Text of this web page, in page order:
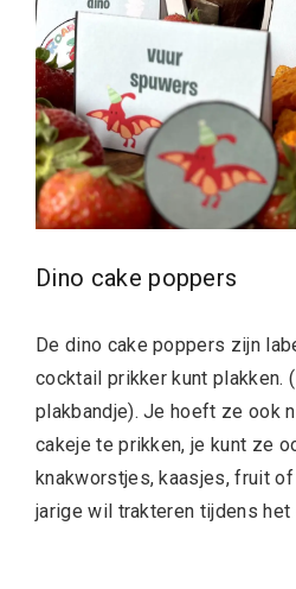
Dino cake poppers
De dino cake poppers zijn
cocktail prikker kunt plakken.
plakbandje). Je hoeft ze ook
cakeje te prikken, je kunt ze
knakworstjes, kaasjes, fruit
jarige wil trakteren tijdens